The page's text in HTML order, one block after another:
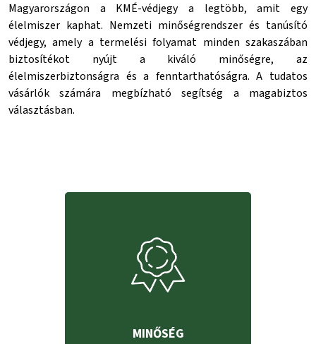
Magyarországon a KMÉ-védjegy a legtöbb, amit egy
élelmiszer kaphat. Nemzeti minőségrendszer és tanúsító
védjegy, amely a termelési folyamat minden szakaszában
biztosítékot nyújt a kiváló minőségre, az
élelmiszerbiztonságra és a fenntarthatóságra. A tudatos
vásárlók számára megbízható segítség a magabiztos
választásban.
MINŐSÉG